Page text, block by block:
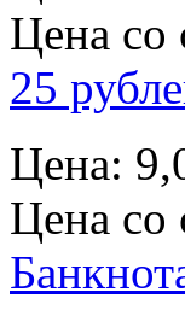
Цена со
25
Цена:
Цена со